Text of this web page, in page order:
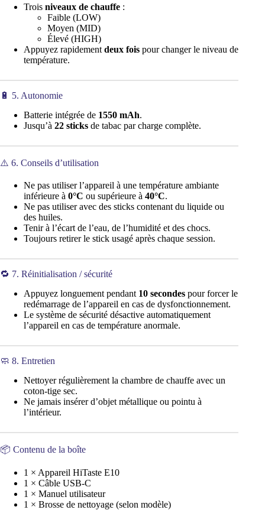
Trois niveaux de chauffe :
Faible (LOW)
Moyen (MID)
Élevé (HIGH)
Appuyez rapidement deux fois pour changer le niveau de
température.
🔋 5. Autonomie
Batterie intégrée de 1550 mAh.
Jusqu’à 22 sticks de tabac par charge complète.
⚠️ 6. Conseils d’utilisation
Ne pas utiliser l’appareil à une température ambiante
inférieure à 0°C ou supérieure à 40°C.
Ne pas utiliser avec des sticks contenant du liquide ou
des huiles.
Tenir à l’écart de l’eau, de l’humidité et des chocs.
Toujours retirer le stick usagé après chaque session.
🔁 7. Réinitialisation / sécurité
Appuyez longuement pendant 10 secondes pour forcer le
redémarrage de l’appareil en cas de dysfonctionnement.
Le système de sécurité désactive automatiquement
l’appareil en cas de température anormale.
🧼 8. Entretien
Nettoyer régulièrement la chambre de chauffe avec un
coton-tige sec.
Ne jamais insérer d’objet métallique ou pointu à
l’intérieur.
📦 Contenu de la boîte
1 × Appareil HiTaste E10
1 × Câble USB-C
1 × Manuel utilisateur
1 × Brosse de nettoyage (selon modèle)